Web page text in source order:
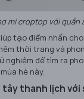
mi croptop với quần
tạo điểm nhấn
thời trang và
nghiệm để tìm ra
hè này.
tây thanh lịch